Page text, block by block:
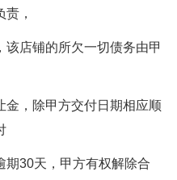
，
店铺的所欠一切债务由甲
金，除甲方交付日期相应顺
期30天，甲方有权解除合